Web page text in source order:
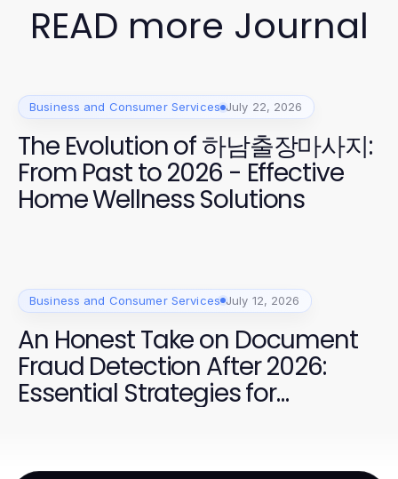
READ more Journal
Business and Consumer Services July 22, 2026
The Evolution of 하남출장마사지:
From Past to 2026 - Effective
Home Wellness Solutions
Business and Consumer Services July 12, 2026
An Honest Take on Document
Fraud Detection After 2026:
Essential Strategies for